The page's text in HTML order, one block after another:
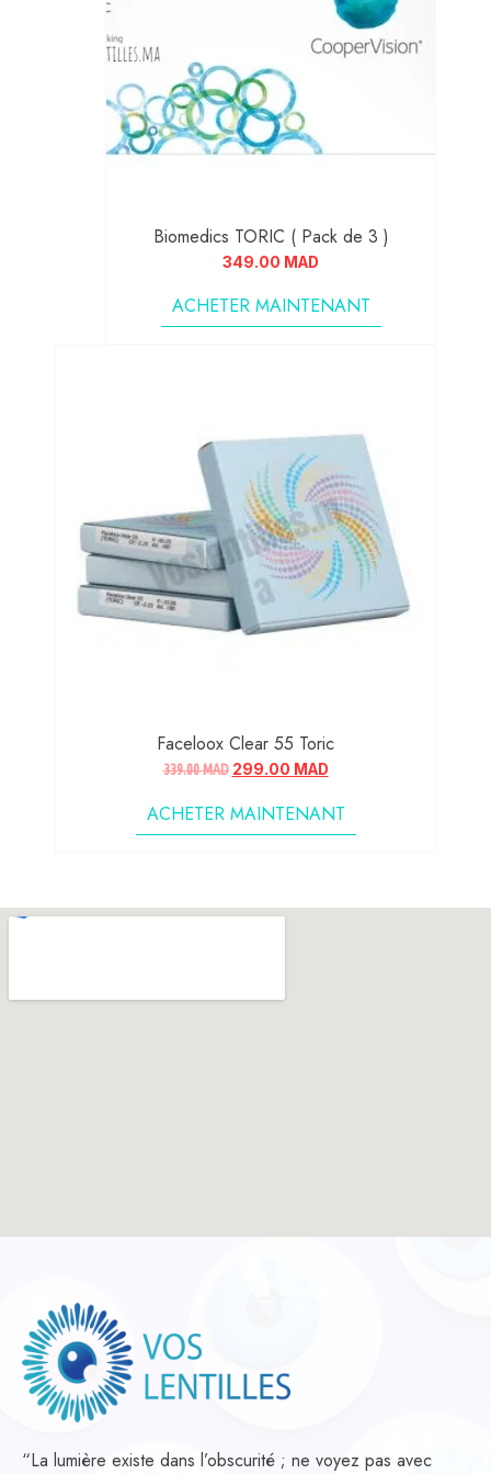
Biomedics TORIC ( Pack de 3 )
349.00 MAD
ACHETER MAINTENANT
Faceloox Clear 55 Toric
339.00MAD 299.00 MAD
ACHETER MAINTENANT
“La lumière existe dans l’obscurité ; ne voyez pas avec